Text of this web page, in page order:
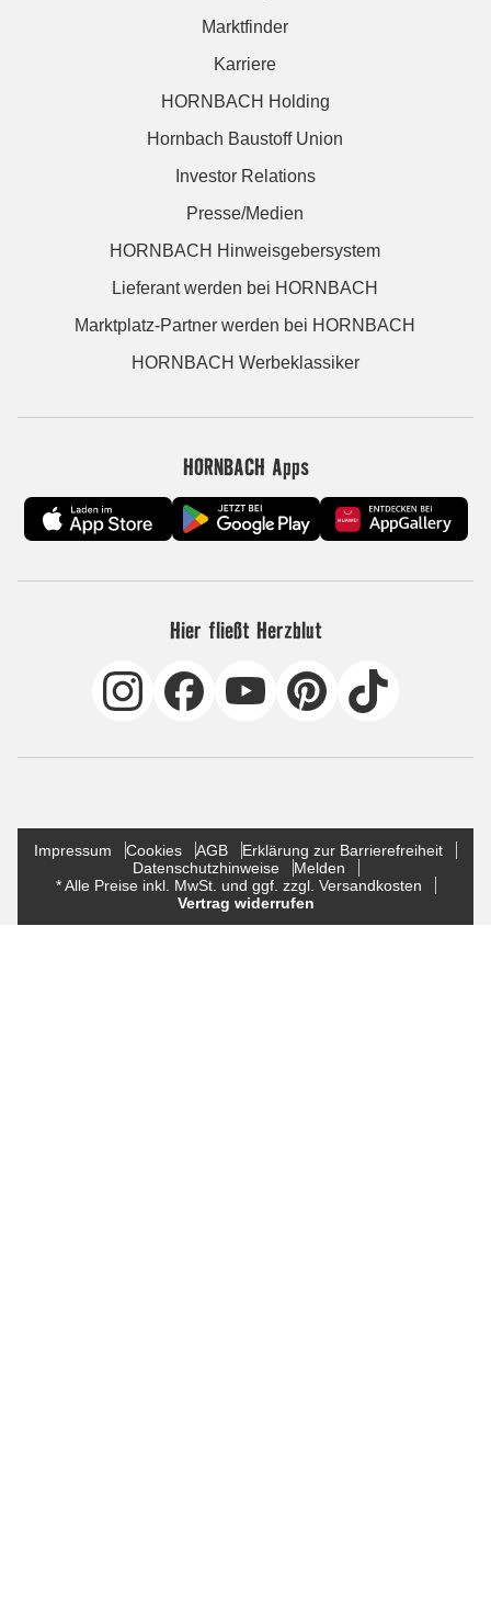
Marktfinder
Karriere
HORNBACH Holding
Hornbach Baustoff Union
Investor Relations
Presse/Medien
HORNBACH Hinweisgebersystem
Lieferant werden bei HORNBACH
Marktplatz-Partner werden bei HORNBACH
HORNBACH Werbeklassiker
HORNBACH Apps
Hier fließt Herzblut
Impressum Cookies AGB
Erklärung zur Barrierefreiheit
Datenschutzhinweise
Melden
* Alle Preise inkl. MwSt. und ggf. zzgl. Versandkosten
Vertrag widerrufen